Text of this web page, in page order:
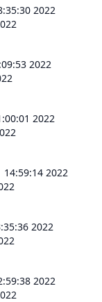
2022
2022
2022
14:59:14 2022
2022
2022